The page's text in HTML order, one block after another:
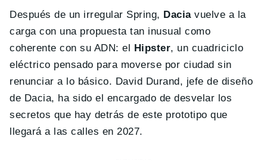
Después de un irregular Spring, Daciavuelve a la
carga con una propuesta tan inusual como
coherente con su ADN: el
Hipster, un cuadriciclo
eléctrico pensado para moverse por ciudad sin
renunciar a lo básico. David Durand, jefe de diseño
de Dacia, ha sido el encargado de desvelar los
secretos que hay detrás de este prototipo que
llegará a las calles en 2027.